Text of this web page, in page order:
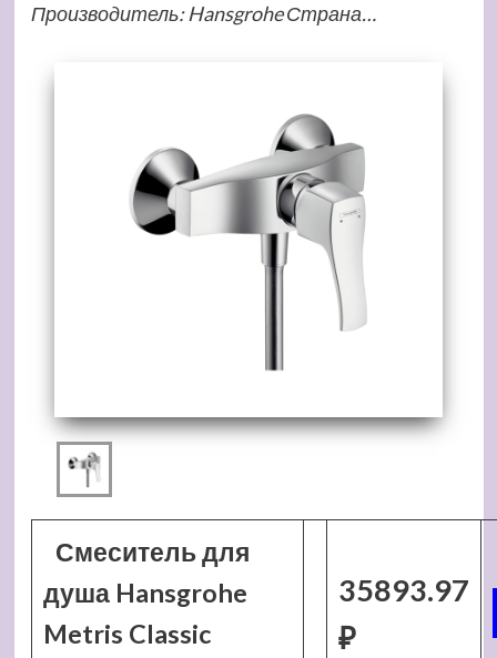
Производитель: Hansgrohe Страна…
Смеситель для
душа Hansgrohe
Metris Classic
35893.97
₽